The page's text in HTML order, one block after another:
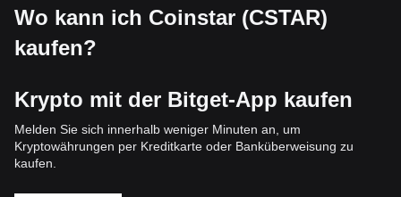
Wo kann ich Coinstar (CSTAR)
kaufen?
Krypto mit der Bitget-App kaufen
Melden Sie sich innerhalb weniger Minuten an, um
Kryptowährungen per Kreditkarte oder Banküberweisung zu
kaufen.